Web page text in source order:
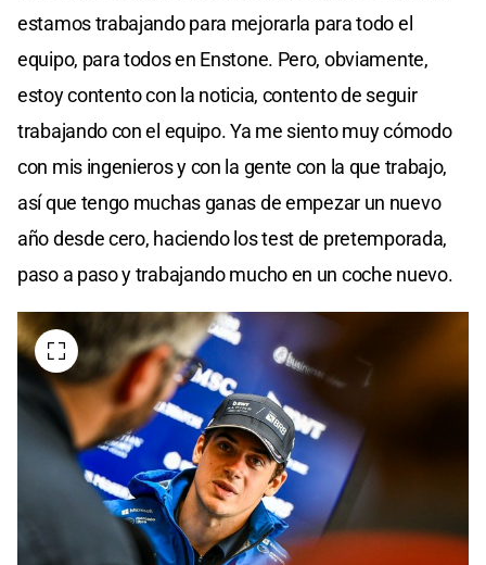
estamos trabajando para mejorarla para todo el
equipo, para todos en Enstone. Pero, obviamente,
estoy contento con la noticia, contento de seguir
trabajando con el equipo. Ya me siento muy cómodo
con mis ingenieros y con la gente con la que trabajo,
así que tengo muchas ganas de empezar un nuevo
año desde cero, haciendo los test de pretemporada,
paso a paso y trabajando mucho en un coche nuevo.